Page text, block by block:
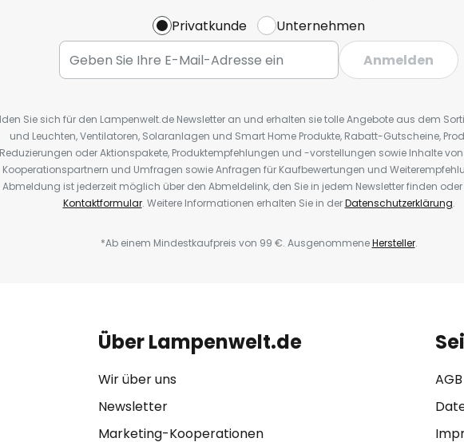
Privatkunde
Unternehmen
Anmelden
Sie sich für den Lampenwelt.de Newsletter an und erhalten sie tolle Angebote aus dem
und Leuchten, Ventilatoren, Solaranlagen und Smart Home Produkte, Rabatt-Gutscheine,
Reduzierungen oder Aktionspakete, Produktempfehlungen und -vorstellungen sowie Inhalte
Kooperationspartnern und Umfragen sowie Anfragen für Kaufbewertungen und
Abmeldung ist jederzeit möglich über den Abmeldelink, den Sie in jedem Newsletter finden
Kontaktformular. Weitere Informationen erhalten Sie in derDatenschutzerklärung.
*Ab einem Mindestkaufpreis von 99 €. AusgenommeneHersteller.
Über Lampenwelt.de
Wir über uns
Newsletter
Marketing-Kooperationen
AGB